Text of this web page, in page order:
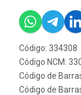
Código: 334308
Código NCM:
Código de
Código de